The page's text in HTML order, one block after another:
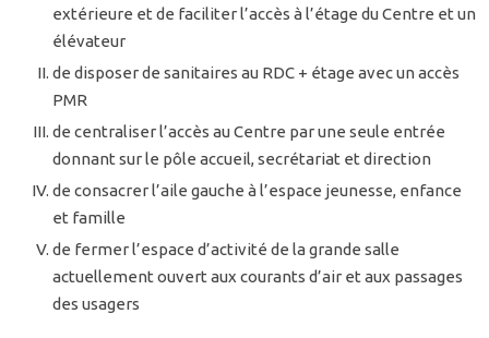
extérieure et de faciliter l’accès à l’étage du Centre et un
élévateur
de disposer de sanitaires au RDC + étage avec un accès
PMR
de centraliser l’accès au Centre par une seule entrée
donnant sur le pôle accueil, secrétariat et direction
de consacrer l’aile gauche à l’espace jeunesse, enfance
et famille
de fermer l’espace d’activité de la grande salle
actuellement ouvert aux courants d’air et aux passages
des usagers